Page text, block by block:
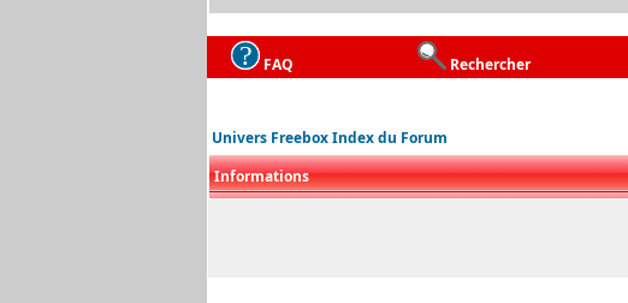
FAQ Rechercher
Univers Freebox Index du Forum
Informations